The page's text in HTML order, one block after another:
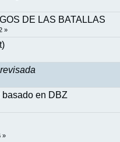
DE LAS BATALLAS
»
en DBZ
»